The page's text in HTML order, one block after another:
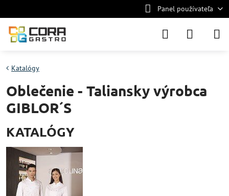
Panel používateľa
Katalógy
Oblečenie - Taliansky výrobca
GIBLOR´S
KATALÓGY